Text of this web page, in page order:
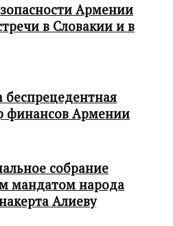
Армении
в Словакии и в
беспрецедентная
финансов Армении
собрание
мандатом народа
Алиеву